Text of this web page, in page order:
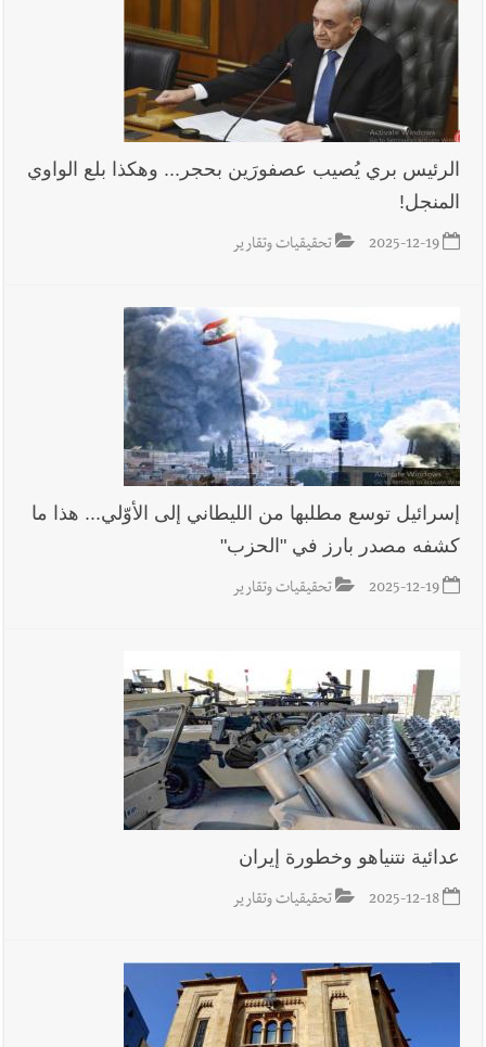
7-8-2026
أخبار لبنان
قائد الجيش اللبناني العماد رودولف هيكل استقبل
النائب أكرم شهيب الذي شدد على ضرورة التفاف جميع اللبنانيين
حول الجيش في هذه المرحلة الدقيقة
أخبار لبنان مؤسسة مياه لبنان الجنوبي : جيش العدوالاسرائيلي
الرئيس بري يُصيب عصفورَين بحجر... وهكذا بلع الواوي
المنجل!
2025-12-19 تحقيقيات وتقارير
إسرائيل توسع مطلبها من الليطاني إلى الأوّلي... هذا ما
كشفه مصدر بارز في "الحزب"
2025-12-19 تحقيقيات وتقارير
عدائية نتنياهو وخطورة إيران
2025-12-18 تحقيقيات وتقارير